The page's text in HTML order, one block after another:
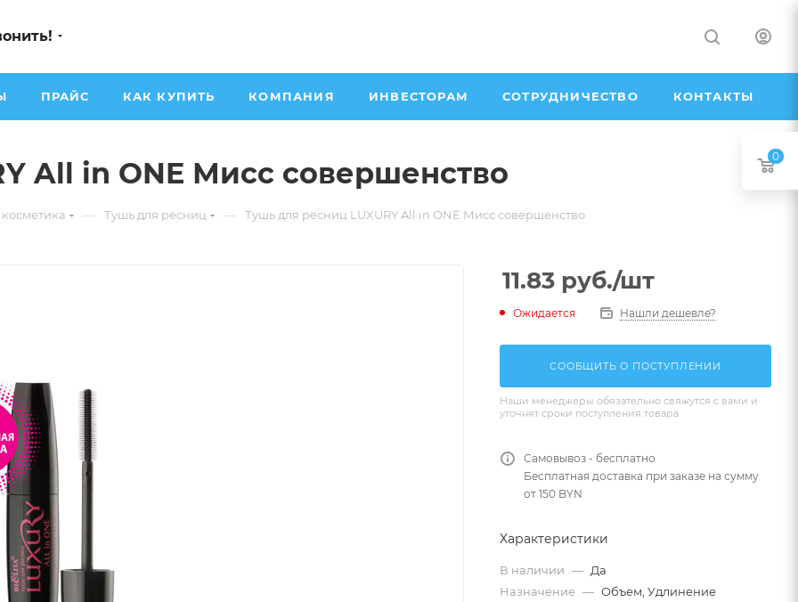
ПРАЙС КАК КУПИТЬ КОМПАНИЯ ИНВЕСТОРАМ СОТРУДНИЧЕСТВО КОНТАКТЫ
All in ONE Мисс совершенство
— Тушь для ресниц — Тушь для ресниц LUXURY All in ONE Мисс совершенство
11.83 руб./шт
Ожидается Нашли дешевле?
СООБЩИТЬ О ПОСТУПЛЕНИИ
Наши менеджеры обязательно свяжутся с вами и
уточнят сроки поступления товара
Самовывоз - бесплатно
Бесплатная доставка при заказе на сумму
от 150 BYN
Характеристики
В наличии — Да
Назначение — Объем, Удлинение
0